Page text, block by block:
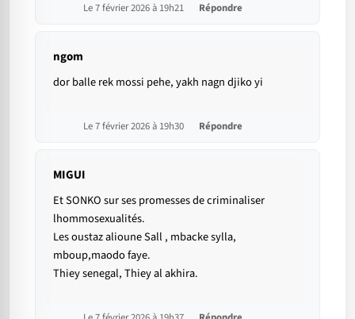
Le 7 février 2026 à 19h21 Répondre
ngom
dor balle rek mossi pehe, yakh nagn djiko yi
Le 7 février 2026 à 19h30 Répondre
MIGUI
Et SONKO sur ses promesses de criminaliser
lhommosexualités.
Les oustaz alioune Sall , mbacke sylla,
mboup,maodo faye.
Thiey senegal, Thiey al akhira.